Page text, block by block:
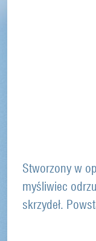
Stworzony w
myśliwiec
skrzydeł.